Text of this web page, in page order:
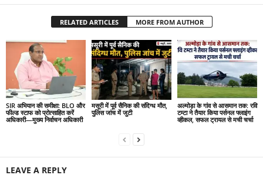
RELATED ARTICLES MORE FROM AUTHOR
SIR अभियान की समीक्षा: BLO और
फील्ड स्टाफ को प्रोत्साहित करें
अधिकारी—मुख्य निर्वाचन अधिकारी
मसूरी में पूर्व सैनिक की संदिग्ध मौत,
पुलिस जांच में जुटी
अल्मोड़ा के गांव से आसमान तक: रवि
टम्टा ने तैयार किया पर्सनल फ्लाइंग
व्हीकल, सफल ट्रायल से मची चर्चा
LEAVE A REPLY